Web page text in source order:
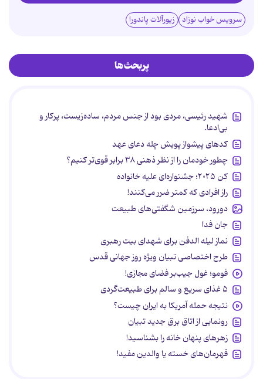
سرویس خواب نوزاد زیورآلات پاندورا
پربحث‌ها
شهید رئیسی، مردی بود از جنس مردم، ساده‌زیست، پرکار و
بی‌ادعا.
کدهای پیشواز پویش چله دعای عهد
چطور خودمان را از نظر ذهنی ۳۸ برابر قوی‌تر کنیم؟
کن ۲۰۲۵؛ جشنواره‌ای علیه خانواده
راز افرادی که کمتر ضرر می‌کنند!
دورود، سرزمین شگفتی‌های طبیعت
جان فدا
نماز لیله الدفن برای شهدای بیت رهبری
طرح اختصاصی تبیان ویژه روز جهانی قدس
فومو؛ غول جیب‌بر فضای مجازی!
۵ غذای سریع و سالم برای طبیعت‌گردی
نتیجه حمله آمریکا به ایران چیست؟
رونمایی از اتاق برق جدید تبیان
زهرهای پنهان خانه را بشناسید!
قهرمان‌های خسته یا والدین مفید!